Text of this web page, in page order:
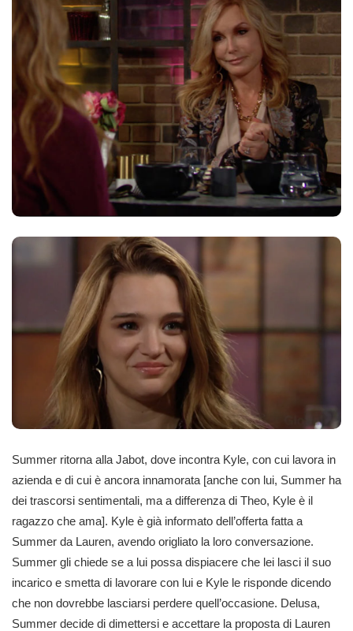
Summer ritorna alla Jabot, dove incontra Kyle, con cui lavora in
azienda e di cui è ancora innamorata [anche con lui, Summer ha
dei trascorsi sentimentali, ma a differenza di Theo, Kyle è il
ragazzo che ama]. Kyle è già informato dell’offerta fatta a
Summer da Lauren, avendo origliato la loro conversazione.
Summer gli chiede se a lui possa dispiacere che lei lasci il suo
incarico e smetta di lavorare con lui e Kyle le risponde dicendo
che non dovrebbe lasciarsi perdere quell’occasione. Delusa,
Summer decide di dimettersi e accettare la proposta di Lauren